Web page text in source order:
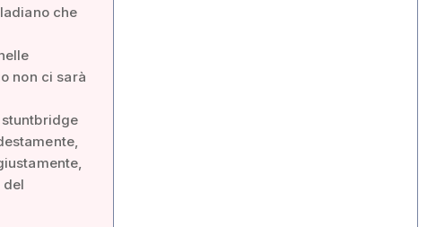
che
non ci sarà
del